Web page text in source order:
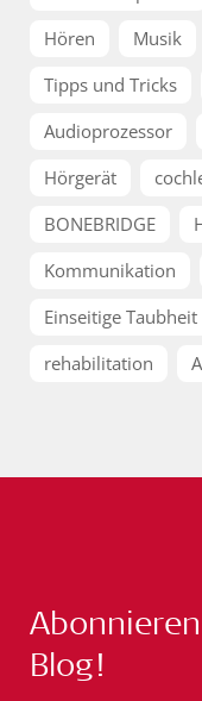
Hören
Musik
Tipps und Tricks
Audioprozessor
Hörgerät
BONEBRIDGE
Kommunikation
Einseitige Taubheit
rehabilitation
Blog!